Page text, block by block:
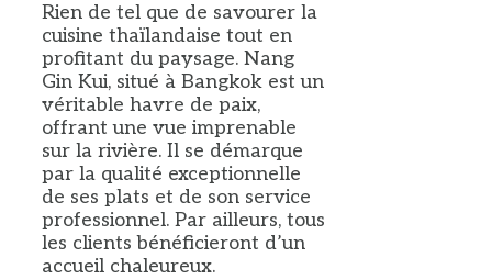
Rien de tel que de savourer la
cuisine thaïlandaise tout en
profitant du paysage. Nang
Gin Kui, situé à Bangkok est un
véritable havre de paix,
offrant une vue imprenable
sur la rivière. Il se démarque
par la qualité exceptionnelle
de ses plats et de son service
professionnel. Par ailleurs, tous
les clients bénéficieront d’un
accueil chaleureux.